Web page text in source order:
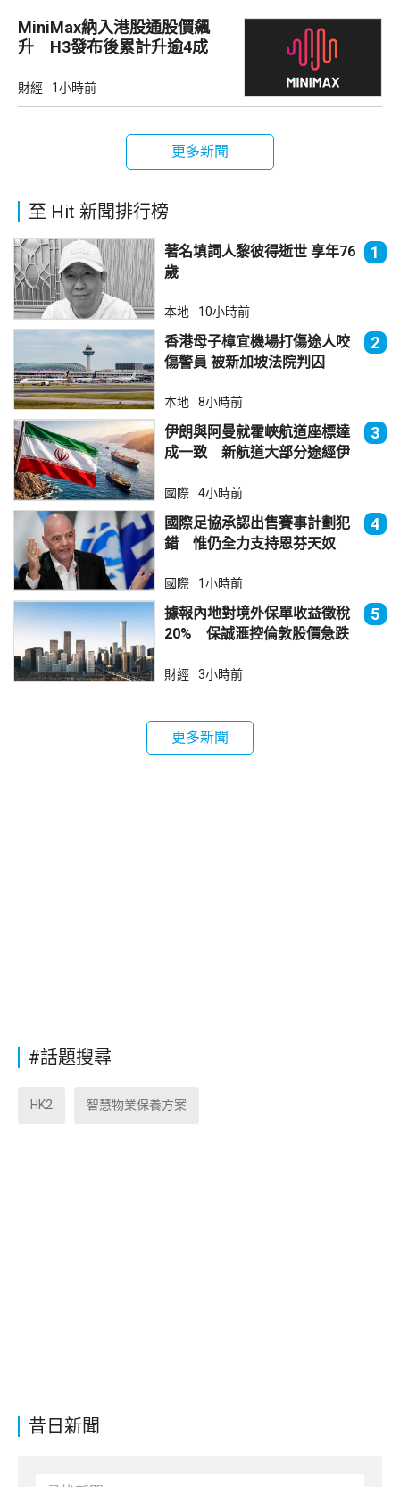
昔日新聞
MiniMax納入港股通股價飆
升 H3發布後累計升逾4成
財經 1小時前
更多新聞
至 Hit 新聞排行榜
著名填詞人黎彼得逝世 享年76
歲
1
本地 10小時前
香港母子樟宜機場打傷途人咬
傷警員 被新加坡法院判囚
2
本地 8小時前
伊朗與阿曼就霍峽航道座標達
成一致 新航道大部分途經伊
3
國際 4小時前
國際足協承認出售賽事計劃犯
錯 惟仍全力支持恩芬天奴
4
國際 1小時前
據報內地對境外保單收益徵稅
20% 保誠滙控倫敦股價急跌
5
財經 3小時前
更多新聞
#話題搜尋
HK2 智慧物業保養方案